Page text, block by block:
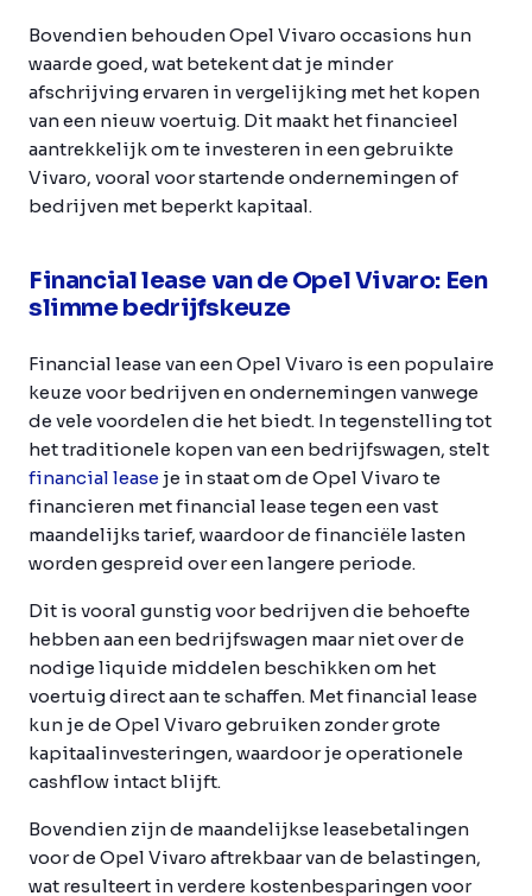
Bovendien behouden Opel Vivaro occasions hun
waarde goed, wat betekent dat je minder
afschrijving ervaren in vergelijking met het kopen
van een nieuw voertuig. Dit maakt het financieel
aantrekkelijk om te investeren in een gebruikte
Vivaro, vooral voor startende ondernemingen of
bedrijven met beperkt kapitaal.
Financial lease van de Opel Vivaro: Een
slimme bedrijfskeuze
Financial lease van een Opel Vivaro is een populaire
keuze voor bedrijven en ondernemingen vanwege
de vele voordelen die het biedt. In tegenstelling tot
het traditionele kopen van een bedrijfswagen, stelt
financial lease je in staat om de Opel Vivaro te
financieren met financial lease tegen een vast
maandelijks tarief, waardoor de financiële lasten
worden gespreid over een langere periode.
Dit is vooral gunstig voor bedrijven die behoefte
hebben aan een bedrijfswagen maar niet over de
nodige liquide middelen beschikken om het
voertuig direct aan te schaffen. Met financial lease
kun je de Opel Vivaro gebruiken zonder grote
kapitaalinvesteringen, waardoor je operationele
cashflow intact blijft.
Bovendien zijn de maandelijkse leasebetalingen
voor de Opel Vivaro aftrekbaar van de belastingen,
wat resulteert in verdere kostenbesparingen voor